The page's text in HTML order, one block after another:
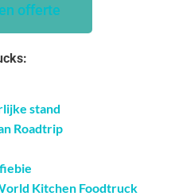
offerte
stand
Roadtrip
Kitchen Foodtruck